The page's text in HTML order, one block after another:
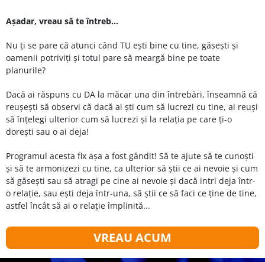
Așadar, vreau să te întreb...
Nu ți se pare că atunci când TU ești bine cu tine, găsești și
oamenii potriviți și totul pare să meargă bine pe toate
planurile?
Dacă ai răspuns cu DA la măcar una din întrebări, înseamnă că
reușești să observi că dacă ai ști cum să lucrezi cu tine, ai reuși
să înțelegi ulterior cum să lucrezi și la relația pe care ți-o
dorești sau o ai deja!
Programul acesta fix așa a fost gândit! Să te ajute să te cunoști
și să te armonizezi cu tine, ca ulterior să știi ce ai nevoie și cum
să găsești sau să atragi pe cine ai nevoie și dacă intri deja într-
o relație, sau ești deja într-una, să știi ce să faci ce ține de tine,
astfel încât să ai o relație împlinită...
VREAU ACUM